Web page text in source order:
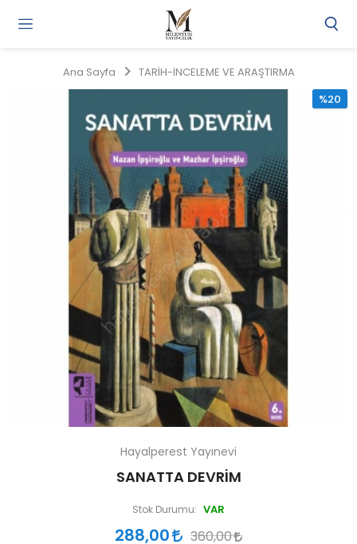
Ana Sayfa TARİH-İNCELEME VE ARAŞTIRMA
%20
Hayalperest Yayınevi
SANATTA DEVRİM
Stok Durumu: VAR
288,00 360,00